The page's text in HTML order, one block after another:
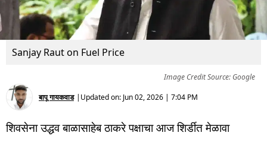
Sanjay Raut on Fuel Price
Image Credit Source: Google
बापू गायकवाड | Updated on: Jun 02, 2026 | 7:04 PM
शिवसेना उद्धव बाळासाहेब ठाकरे पक्षाचा आज शिर्डीत मेळावा